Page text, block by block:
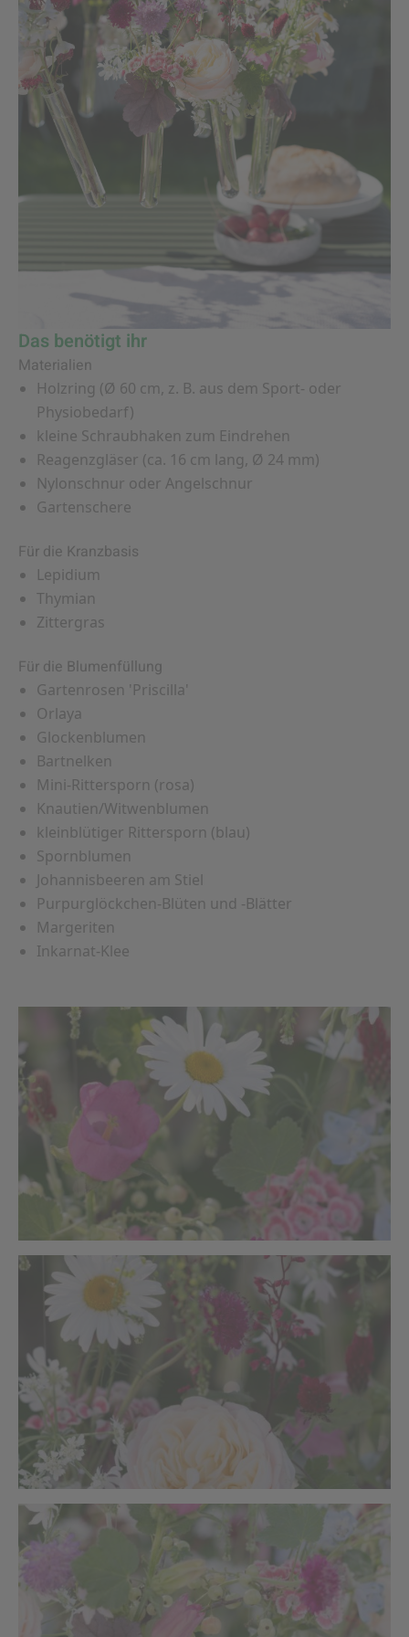
Das benötigt ihr
Materialien
Holzring (Ø 60 cm, z. B. aus dem Sport- oder
Physiobedarf)
kleine Schraubhaken zum Eindrehen
Reagenzgläser (ca. 16 cm lang, Ø 24 mm)
Nylonschnur oder Angelschnur
Gartenschere
Für die Kranzbasis
Lepidium
Thymian
Zittergras
Für die Blumenfüllung
Gartenrosen 'Priscilla'
Orlaya
Glockenblumen
Bartnelken
Mini-Rittersporn (rosa)
Knautien/Witwenblumen
kleinblütiger Rittersporn (blau)
Spornblumen
Johannisbeeren am Stiel
Purpurglöckchen-Blüten und -Blätter
Margeriten
Inkarnat-Klee